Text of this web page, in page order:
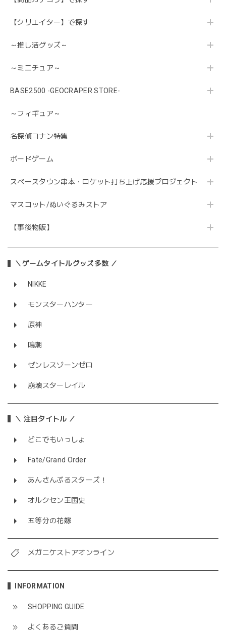
【クリエイター】で探す
～推し活グッズ～
～ミニチュア～
BASE2500 -GEOCRAPER STORE-
～フィギュア～
名探偵コナン特集
ボードゲーム
スペースタウン串本・ロケット打ち上げ応援プロジェクト
マスコット/ぬいぐるみストア
【事後物販】
＼ゲームタイトルグッズ多数 ／
NIKKE
モンスターハンター
原神
鳴潮
ゼンレスゾーンゼロ
崩壊スターレイル
＼ 注目タイトル ／
どこでもいっしょ
Fate/Grand Order
あんさんぶるスターズ！
オルクセン王国史
五等分の花嫁
メガニケストアオンライン
INFORMATION
SHOPPING GUIDE
よくあるご質問